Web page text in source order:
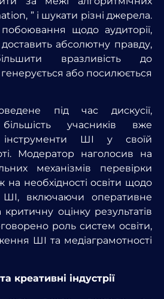
” і шукати різні джерела.
щодо аудиторії,
абсолютну правду,
вразливість до
або посилюється
під час дискусії,
учасників вже
інструменти ШІ у своїй
Модератор наголосив на
механізмів перевірки
на необхідності освіти щодо
включаючи оперативне
оцінку результатів
роль систем освіти,
ШІ та медіаграмотності
креативні індустрії